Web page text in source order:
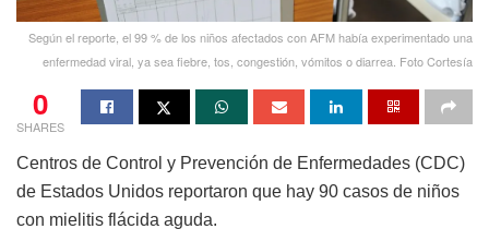
Según el reporte, el 99 % de los niños afectados con AFM había experimentado una
enfermedad viral, ya sea fiebre, tos, congestión, vómitos o diarrea. Foto Cortesía
0
SHARES
Centros de Control y Prevención de Enfermedades (CDC)
de Estados Unidos reportaron que hay 90 casos de niños
con mielitis flácida aguda.